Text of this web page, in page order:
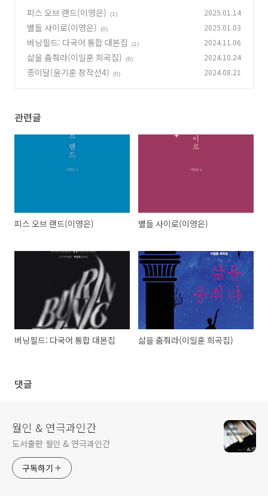
피스 오브 랜드(이영은)
(1) 2025.01.14
별들 사이로(이영은) (0) 2025.01.03
버닝필드: 다국어 통합 대본집 (1) 2024.11.06
삶을 춤춰라(이일훈 희곡집) (6) 2024.10.24
종이달(윤기훈 창작선4) (0) 2024.08.21
관련글
피스 오브 랜드(이영은) 별들 사이로(이영은)
버닝필드: 다국어 통합 대본집 삶을 춤춰라(이일훈 희곡집)
댓글
월인 & 연극과인간
도서출판 월인 & 연극과인간
구독하기